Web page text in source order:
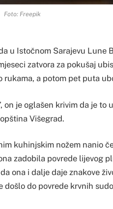
Foto: Freepik
u Istočnom Sarajevu Lune
zatvora za pokušaj
rukama, a potom pet puta
on je oglašen krivim da je to
Višegrad.
kuhinjskim nožem nanio
zadobila povrede lijevog
ona i dalje daje znakove
do povrede krvnih